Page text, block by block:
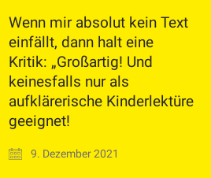
Wenn mir absolut kein Text
einfällt, dann halt eine
Kritik: „Großartig! Und
keinesfalls nur als
aufklärerische Kinderlektüre
geeignet!
9. Dezember 2021